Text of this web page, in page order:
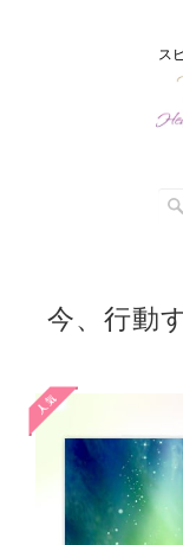
ス
今、行動